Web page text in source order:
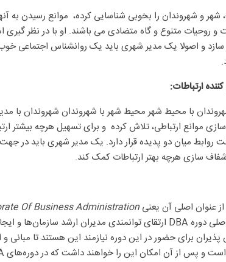
و شهروندان را بخوبی شناسایی کرده، موانع رسیدن به
و روحیات متنوع و گاه متضادی می باشند. او با در نظر
سازد و اصولا یک مدیر شهری باید یک روانشناس اجتماعی
ارتباطات:
با محیط شهر محیط شهر با شهروندان شهروندان با
موانع ارتباطی، تلاش کرده و برای تسهیل هرچه بیشتر
میان دو پدیده قرار دارد. یک مدیر شهری باید در جهت
سازی هرچه بهتر ارتباطات کمک کند.
از عنوان اصلی آن یعنی
دوره
ارتقای توانمندی مدیران ارشد سازمان‌ها و
برایحضور در این دوره نیازمند این هستند تا
و پس از آن امکان این را خواهند داشت که دردوره‌های